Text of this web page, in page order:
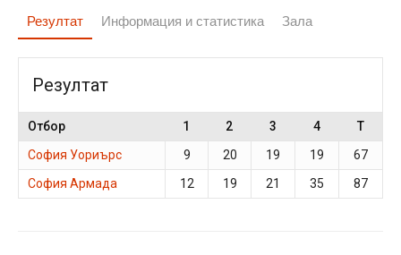
Резултат Информация и статистика Зала
Резултат
Отбор 1 2 3 4
T
София Уориърс
9 20 19 19
67
София Армада
12 19 21 35 87